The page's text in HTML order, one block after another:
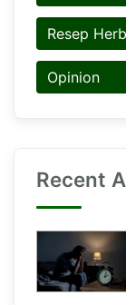
Resep
Opinion
Recent